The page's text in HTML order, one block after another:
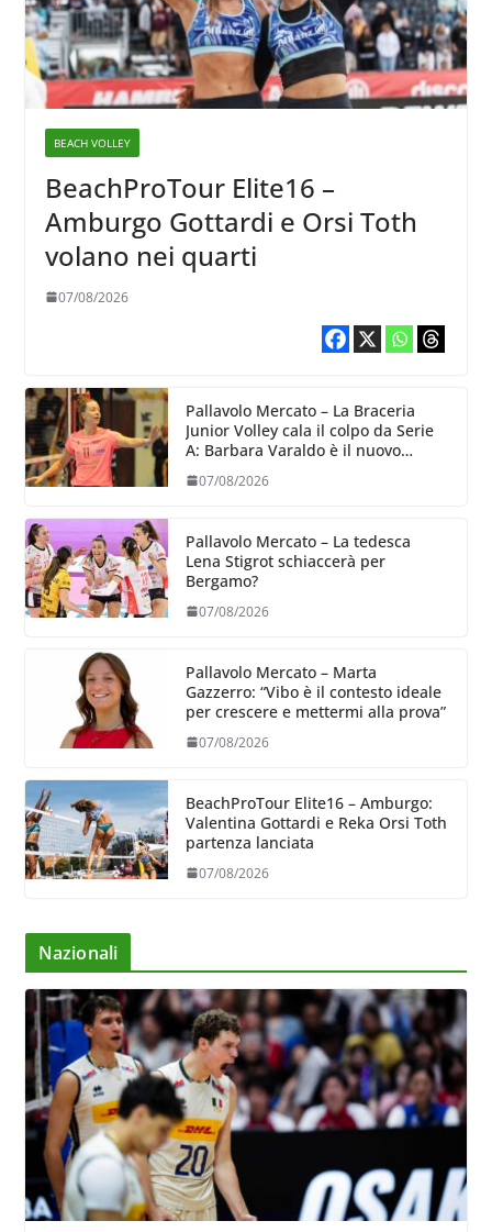
BEACH VOLLEY
BeachProTour Elite16 –
Amburgo Gottardi e Orsi Toth
volano nei quarti
07/08/2026
Pallavolo Mercato – La Braceria
Junior Volley cala il colpo da Serie
A: Barbara Varaldo è il nuovo
07/08/2026
Pallavolo Mercato – La tedesca
Lena Stigrot schiaccerà per
Bergamo?
07/08/2026
Pallavolo Mercato – Marta
Gazzerro: “Vibo è il contesto ideale
per crescere e mettermi alla prova”
07/08/2026
BeachProTour Elite16 – Amburgo:
Valentina Gottardi e Reka Orsi Toth
partenza lanciata
07/08/2026
Nazionali